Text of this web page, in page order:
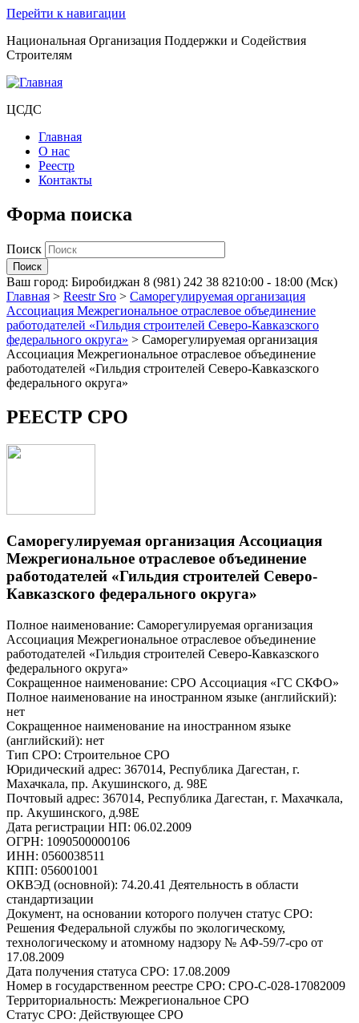
Перейти к навигации
Национальная Организация Поддержки и Содействия
Строителям
ЦСДС
Главная
О нас
Реестр
Контакты
Форма поиска
Поиск
Ваш город: Биробиджан 8 (981) 242 38 8210:00 - 18:00 (Мск)
Главная > Reestr Sro > Саморегулируемая организация
Ассоциация Межрегиональное отраслевое объединение
работодателей «Гильдия строителей Северо-Кавказского
федерального округа» > Саморегулируемая организация
Ассоциация Межрегиональное отраслевое объединение
работодателей «Гильдия строителей Северо-Кавказского
федерального округа»
РЕЕСТР СРО
Саморегулируемая организация Ассоциация
Межрегиональное отраслевое объединение
работодателей «Гильдия строителей Северо-
Кавказского федерального округа»
Полное наименование: Саморегулируемая организация
Ассоциация Межрегиональное отраслевое объединение
работодателей «Гильдия строителей Северо-Кавказского
федерального округа»
Сокращенное наименование: СРО Ассоциация «ГС СКФО»
Полное наименование на иностранном языке (английский):
нет
Сокращенное наименование на иностранном языке
(английский): нет
Тип СРО: Строительное СРО
Юридический адрес: 367014, Республика Дагестан, г.
Махачкала, пр. Акушинского, д. 98Е
Почтовый адрес: 367014, Республика Дагестан, г. Махачкала,
пр. Акушинского, д.98Е
Дата регистрации НП: 06.02.2009
ОГРН: 1090500000106
ИНН: 0560038511
КПП: 056001001
ОКВЭД (основной): 74.20.41 Деятельность в области
стандартизации
Документ, на основании которого получен статус СРО:
Решения Федеральной службы по экологическому,
технологическому и атомному надзору № АФ-59/7-сро от
17.08.2009
Дата получения статуса СРО: 17.08.2009
Номер в государственном реестре СРО: СРО-С-028-17082009
Территориальность: Межрегиональное СРО
Статус СРО: Действующее СРО